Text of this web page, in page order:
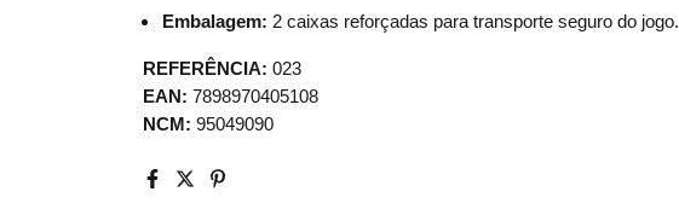
Embalagem: 2 caixas reforçadas para transporte seguro do jogo.
REFERÊNCIA: 023
EAN: 7898970405108
NCM: 95049090